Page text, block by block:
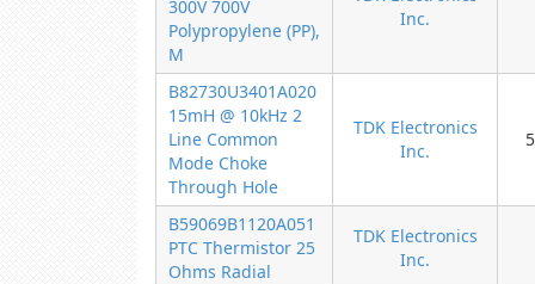
300V 700V
Polypropylene (PP),
M
Inc.
B82730U3401A020
15mH @ 10kHz 2
Line Common
Mode Choke
Through Hole
TDK Electronics
Inc.
B59069B1120A051
PTC Thermistor 25
Ohms Radial
TDK Electronics
Inc.